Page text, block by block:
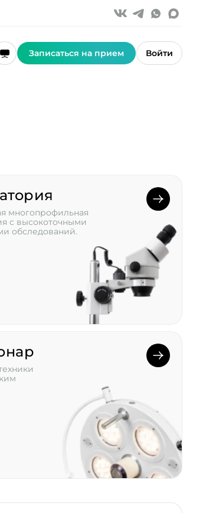
Записаться на прием Войти
многопрофильная
с высокоточными
обследований.